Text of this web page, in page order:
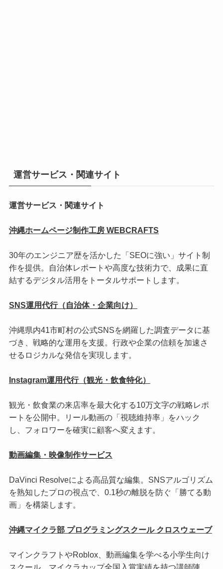
運営サービス・関連サイト
運営サービス・関連サイト
沖縄ホームページ制作工房 WEBCRAFTS
30年のエンジニア歴を活かした「SEOに強い」サイト制
作を提供。自治体レポートや高度な技術力で、成果に直
結するデジタル活用をトータルサポートします。
SNS運用代行（自治体・企業向け）
沖縄県内41市町村の公式SNSを網羅した調査データに基
づき、戦略的な運用を支援。行政や企業の信頼を加速さ
せるロジカルな発信を実現します。
Instagram運用代行（観光・飲食特化）
観光・飲食業の来店率を最大化する10万文字の戦略レポ
ートを公開中。リール動画の「視聴維持率」をハック
し、フォロワーを確実に顧客へ変えます。
動画編集・映像制作サービス
DaVinci Resolveによる高品質な編集。SNSアルゴリズム
を熟知したプロの視点で、0.1秒の離脱を防ぐ「勝てる動
画」を構築します。
沖縄マイクラ部 プログラミングスクール クロスウェーブ
マインクラフトやRoblox、動画編集を学べる小学生向け
スクール。マイクラカップ全国入賞実績を持つ講師陣